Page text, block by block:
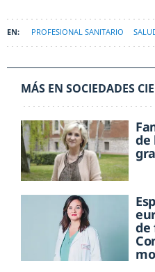
PROFESIONAL SANITARIO
MÁS EN SOCIEDADES
de
de